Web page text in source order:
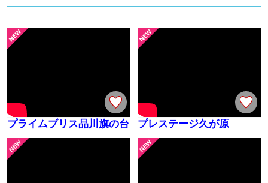
プライムブリス品川旗の台 プレステージ久が原